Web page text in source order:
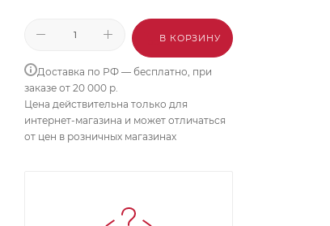
В КОРЗИНУ
Доставка по РФ — бесплатно, при
заказе от 20 000 р.
Цена действительна только для
интернет-магазина и может отличаться
от цен в розничных магазинах